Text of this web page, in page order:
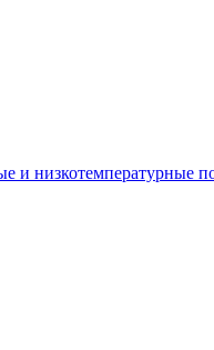
и низкотемпературные